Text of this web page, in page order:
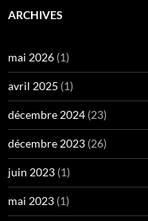
ARCHIVES
mai 2026 (1)
avril 2025 (1)
décembre 2024 (23)
décembre 2023 (26)
juin 2023 (1)
mai 2023 (1)